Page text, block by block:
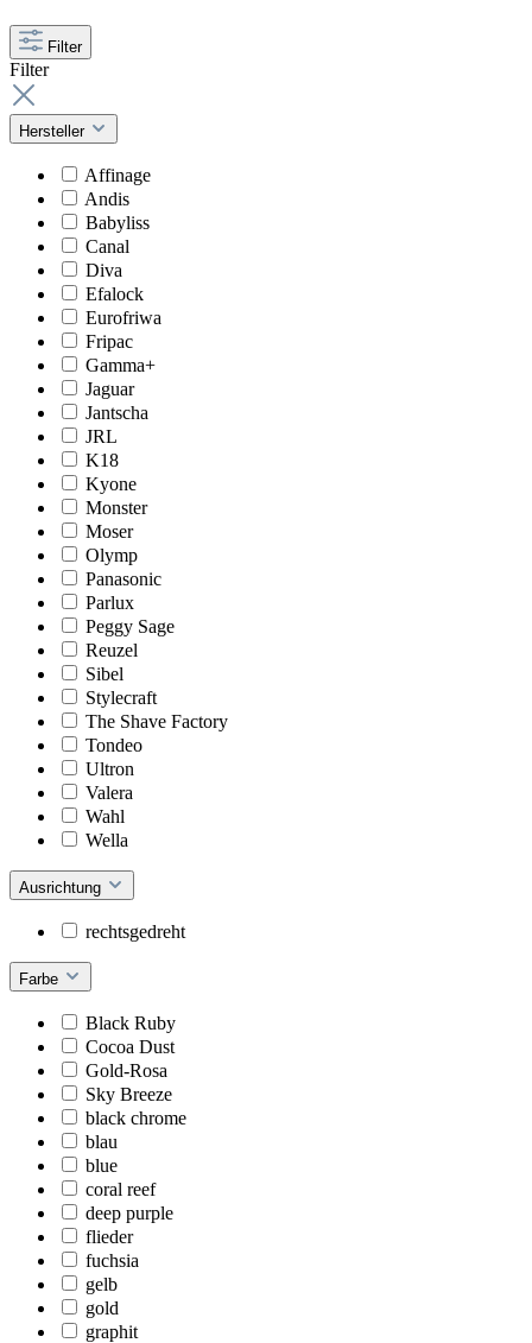
Filter
Filter
Hersteller
Affinage
Andis
Babyliss
Canal
Diva
Efalock
Eurofriwa
Fripac
Gamma+
Jaguar
Jantscha
JRL
K18
Kyone
Monster
Moser
Olymp
Panasonic
Parlux
Peggy Sage
Reuzel
Sibel
Stylecraft
The Shave Factory
Tondeo
Ultron
Valera
Wahl
Wella
Ausrichtung
rechtsgedreht
Farbe
Black Ruby
Cocoa Dust
Gold-Rosa
Sky Breeze
black chrome
blau
blue
coral reef
deep purple
flieder
fuchsia
gelb
gold
graphit